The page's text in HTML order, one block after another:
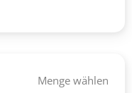
Menge wählen